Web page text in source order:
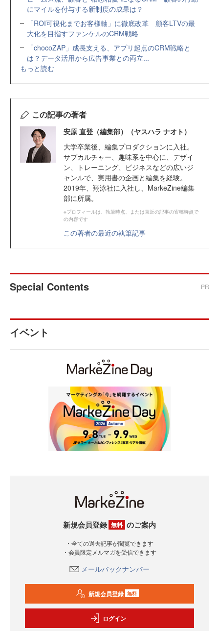
にマイルを付与する新制度の成果は？
「ROI可視化までお客様軸」に徹底改革 顧客LTVの最
大化を目指すファンケルのCRM戦略
「chocoZAP」成長支える、アプリ起点のCRM戦略と
は？データ活用から広告事業との両立...
もっと読む
この記事の著者
安原 直登（編集部）（ヤスハラ ナオト）
大学卒業後、編集プロダクションに入社。
サブカルチャー、趣味系を中心に、デザイ
ン、トレーニング、ビジネスなどの広いジ
ャンルで、実用書の企画と編集を経験。
2019年、翔泳社に入社し、MarkeZine編集
部に所属。
※プロフィールは、執筆時点、または直近の記事の寄稿時点で
の内容です
この著者の最近の執筆記事
Special Contents PR
イベント
新規会員登録 無料 のご案内
・全ての過去記事が閲覧できます
・会員限定メルマガを受信できます
メールバックナンバー
新規会員登録 無料
ログイン